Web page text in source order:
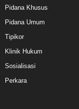
Pidana Khusus
Pidana Umum
Tipikor
Klinik Hukum
Sosialisasi
Perkara